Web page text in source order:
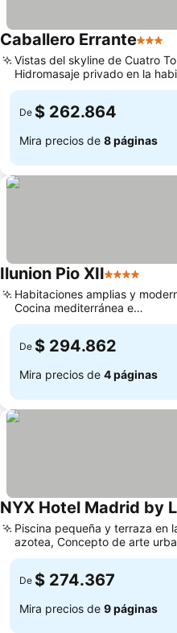
Caballero Errante3
Vistas del skyline de Cuatro
Hidromasaje privado en la
De $ 262.864
Mira precios de 8 páginas
Ilunion Pio XII4 Estrellas
Habitaciones amplias y
Cocina mediterránea e
internacional
De $ 294.862
Mira precios de 4 páginas
NYX Hotel Madrid by
Piscina pequeña y terraza en
azotea, Concepto de arte
ecléctico
De $ 274.367
Mira precios de 9 páginas